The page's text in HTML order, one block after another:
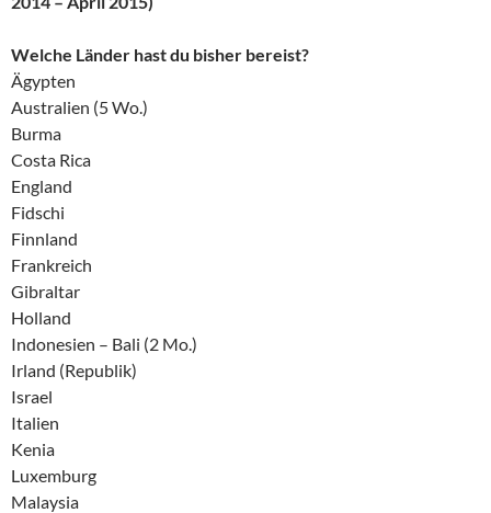
Welche Länder hast du bisher bereist?
Ägypten
Australien (5 Wo.)
Burma
Costa Rica
England
Fidschi
Finnland
Frankreich
Gibraltar
Holland
Indonesien – Bali (2 Mo.)
Irland (Republik)
Israel
Italien
Kenia
Luxemburg
Malaysia